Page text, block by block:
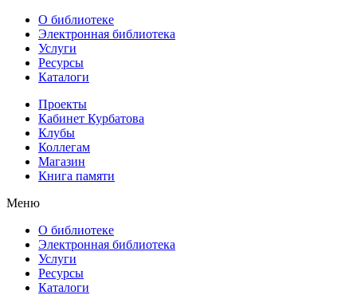
О библиотеке
Электронная библиотека
Услуги
Ресурсы
Каталоги
Проекты
Кабинет Курбатова
Клубы
Коллегам
Магазин
Книга памяти
Меню
О библиотеке
Электронная библиотека
Услуги
Ресурсы
Каталоги